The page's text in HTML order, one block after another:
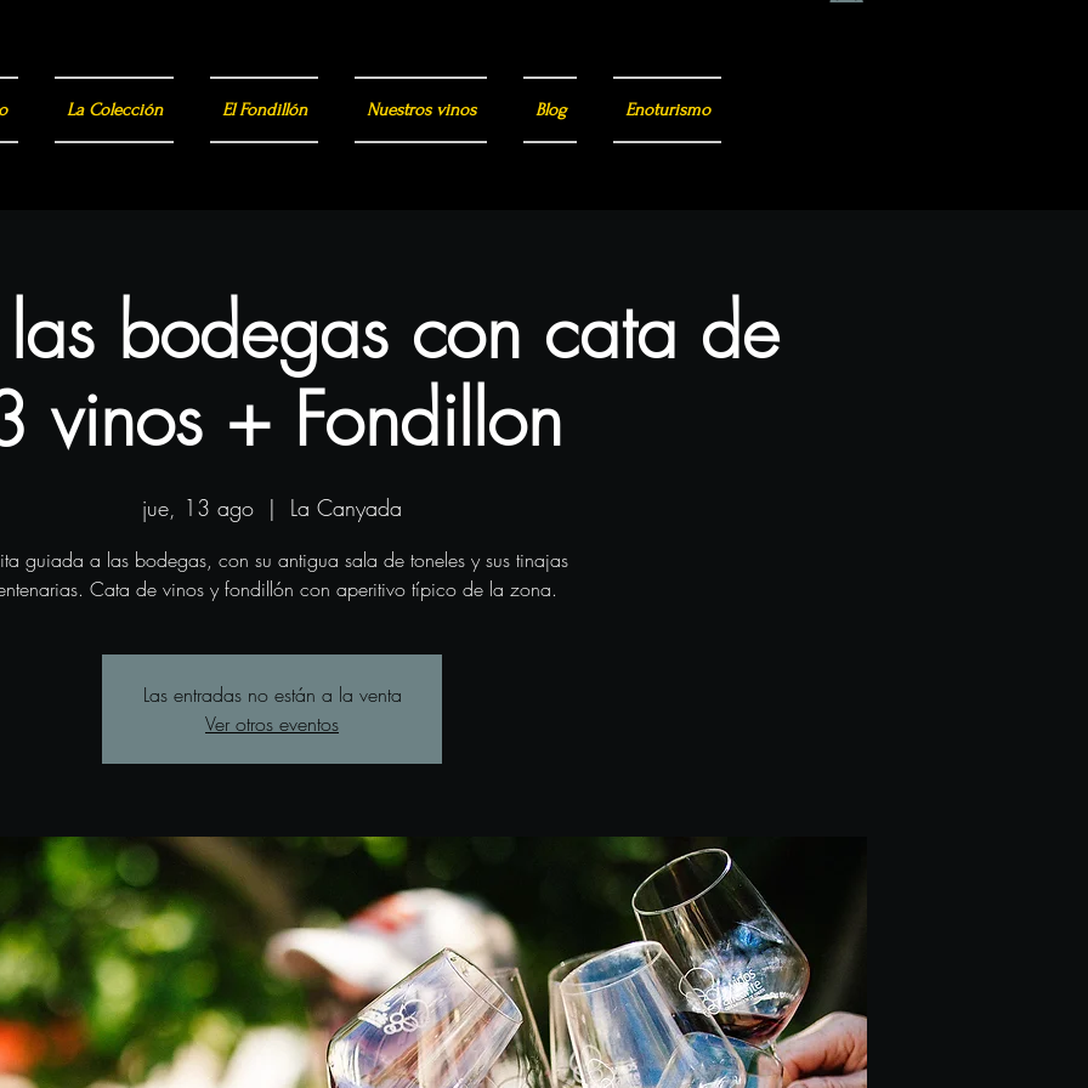
bodegas con cata de
vinos + Fondillon
jue, 13 ago
  |
La Canyada
guiada a las bodegas, con su antigua sala de toneles y sus tinajas
Cata de vinos y fondillón con aperitivo típico de la zona.
Las entradas no están a la venta
Ver otros eventos
La Colección El Fondillón Nuestros vinos Blog Enoturismo